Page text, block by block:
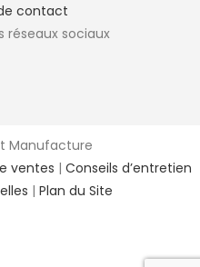
contact
réseaux sociaux
Manufacture
ventes | Conseils d’entretien
| Plan du Site